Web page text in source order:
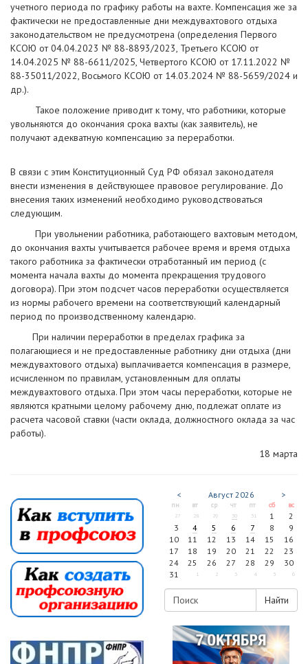
учетного периода по графику работы на вахте. Компенсация же за
фактически не предоставленные дни междувахтового отдыха
законодательством не предусмотрена (определения Первого
КСОЮ от 04.04.2023 № 88-8893/2023, Третьего КСОЮ от
14.04.2025 № 88-6611/2025, Четвертого КСОЮ от 17.11.2022 №
88-35011/2022, Восьмого КСОЮ от 14.03.2024 № 88-5659/2024 и
др.).
Такое положение приводит к тому, что работники, которые
увольняются до окончания срока вахты (как заявитель), не
получают адекватную компенсацию за переработки.
В связи с этим Конституционный Суд РФ обязал законодателя
внести изменения в действующее правовое регулирование. До
внесения таких изменений необходимо руководствоваться
следующим.
При увольнении работника, работающего вахтовым методом,
до окончания вахты учитывается рабочее время и время отдыха
такого работника за фактически отработанный им период (с
момента начала вахты до момента прекращения трудового
договора). При этом подсчет часов переработки осуществляется
из нормы рабочего времени на соответствующий календарный
период по производственному календарю.
При наличии переработки в пределах графика за
полагающиеся и не предоставленные работнику дни отдыха (дни
междувахтового отдыха) выплачивается компенсация в размере,
исчисленном по правилам, установленным для оплаты
междувахтового отдыха. При этом часы переработки, которые не
являются кратными целому рабочему дню, подлежат оплате из
расчета часовой ставки (части оклада, должностного оклада за час
работы).
18 марта
< Август 2026 >
пн вт ср чт пт сб вс
27 28 29 30 31 1
2
3
4 5 6 7 8
9
10
11 12 13 14 15
16
17
18 19 20 21 22
23
24
25 26 27 28 29
30
31
1 2 3 4 5 6
Найти